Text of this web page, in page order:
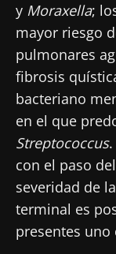
y Moraxella;
mayor riesgo
pulmonares
fibrosis
bacteriano
en el que
Streptococcus
con el paso
severidad de
terminal es
presentes uno